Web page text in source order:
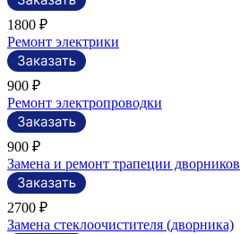
1800 ₽
Ремонт электрики
900 ₽
Ремонт электропроводки
900 ₽
Замена и ремонт трапеции дворников
2700 ₽
Замена стеклоочистителя (дворника)